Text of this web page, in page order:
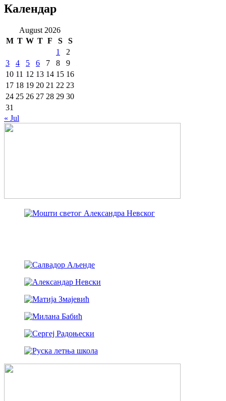
Календар
August 2026
M T W T F S
S
1
2
3
4 5 6 7 8
9
10 11 12 13 14 15 16
17 18 19 20 21 22 23
24 25 26 27 28 29 30
31
« Jul